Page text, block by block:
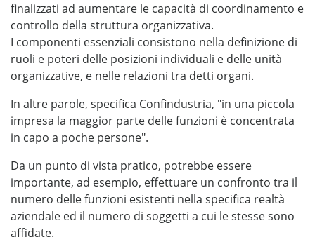
finalizzati ad aumentare le capacità di coordinamento e
controllo della struttura organizzativa.
I componenti essenziali consistono nella definizione di
ruoli e poteri delle posizioni individuali e delle unità
organizzative, e nelle relazioni tra detti organi.
In altre parole, specifica Confindustria, "in una piccola
impresa la maggior parte delle funzioni è concentrata
in capo a poche persone".
Da un punto di vista pratico, potrebbe essere
importante, ad esempio, effettuare un confronto tra il
numero delle funzioni esistenti nella specifica realtà
aziendale ed il numero di soggetti a cui le stesse sono
affidate.